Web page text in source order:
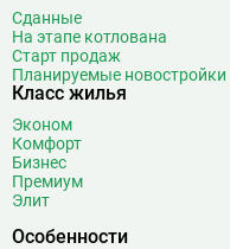
Сданные
На этапе котлована
Старт продаж
Планируемые новостройки
Класс жилья
Эконом
Комфорт
Бизнес
Премиум
Элит
Особенности